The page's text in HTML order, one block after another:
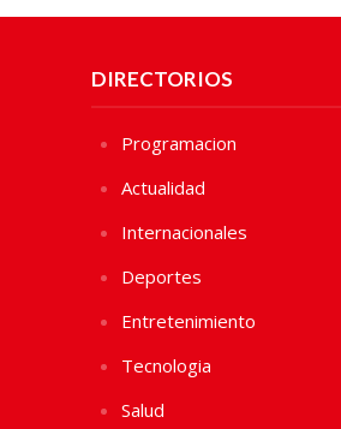
DIRECTORIOS
Programacion
Actualidad
Internacionales
Deportes
Entretenimiento
Tecnologia
Salud